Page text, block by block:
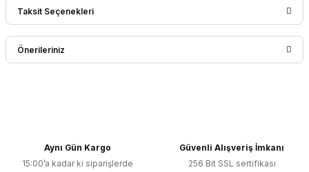
Bu ürüne ilk yorumu siz yapın!
Taksit Seçenekleri
Önerileriniz
Ürün resmi kalitesiz, bozuk veya görüntülenemiyor.
Aynı Gün Kargo
15:00’a kadar ki siparişlerde
Güvenli Alışveriş İmkanı
256 Bit SSL sertifikası